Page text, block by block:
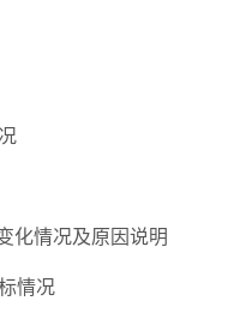
化情况及原因说明
情况